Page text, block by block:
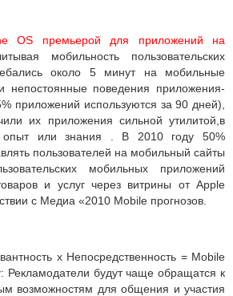
OS премьерой для приложений на
мобильность пользовательских
около 5 минут на мобильные
непостоянные поведения приложения-
приложений используются за 90 дней),
их приложения сильной утилитой,в
опыт или знания . В 2010 году 50%
пользователей на мобильный сайты
мобильных приложений
и услуг через витрины от Apple
с Медиа «2010 Mobile прогнозов.
х Непосредственность = Mobile
Рекламодатели будут чаще обращатся к
возможностям для общения и участия